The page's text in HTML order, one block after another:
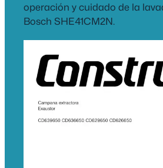
operación y cuidado de la
Bosch SHE41CM2N.